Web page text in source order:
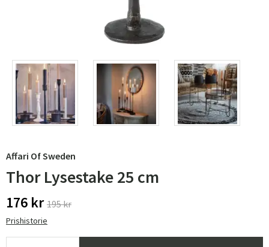
Affari Of Sweden
Thor Lysestake 25 cm
176 kr 195 kr
Prishistorie